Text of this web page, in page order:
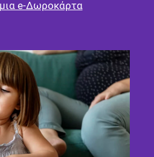
e-Δωροκάρτα